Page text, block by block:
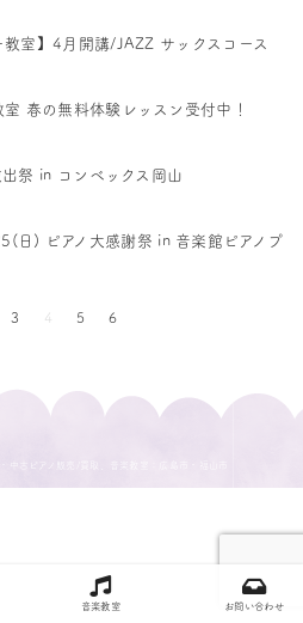
教室】4月開講/JAZZ サックスコース
春の無料体験レッスン受付中！
出祭 in コンベックス岡山
日) ピアノ大感謝祭 in 音楽館ピアノプ
3 4 5 6
音楽教室 お問い合わせ